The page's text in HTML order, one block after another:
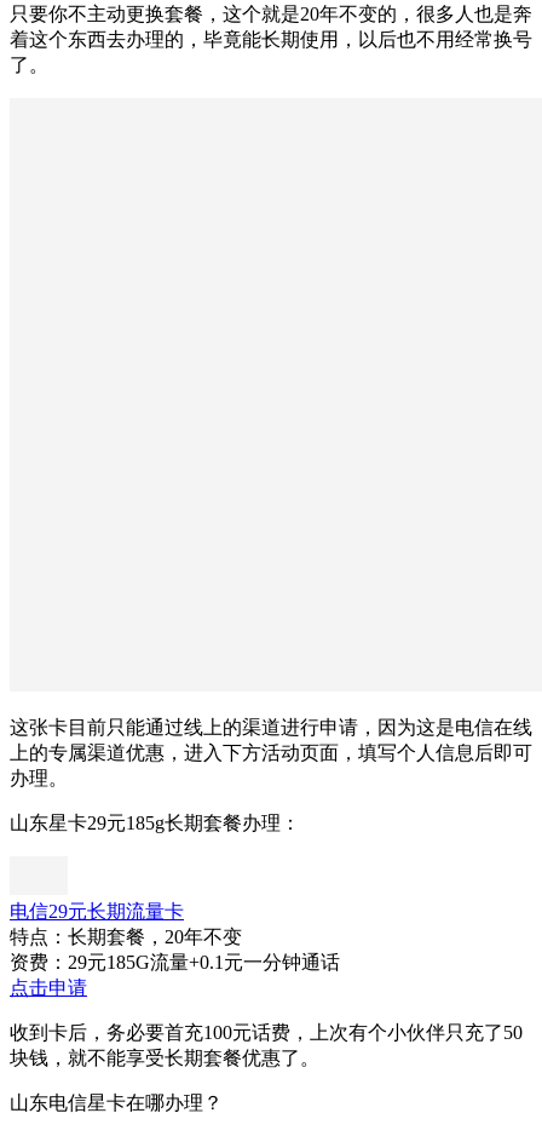
只要你不主动更换套餐，这个就是20年不变的，很多人也是奔
着这个东西去办理的，毕竟能长期使用，以后也不用经常换号
了。
这张卡目前只能通过线上的渠道进行申请，因为这是电信在线
上的专属渠道优惠，进入下方活动页面，填写个人信息后即可
办理。
山东星卡29元185g长期套餐办理：
电信29元长期流量卡
特点：长期套餐，20年不变
资费：29元185G流量+0.1元一分钟通话
点击申请
收到卡后，务必要首充100元话费，上次有个小伙伴只充了50
块钱，就不能享受长期套餐优惠了。
山东电信星卡在哪办理？